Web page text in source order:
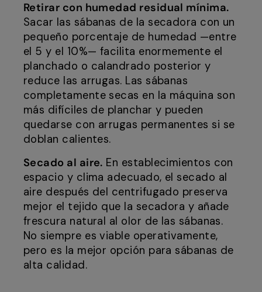
Retirar con humedad residual mínima.
Sacar las sábanas de la secadora con un
pequeño porcentaje de humedad —entre
el 5 y el 10%— facilita enormemente el
planchado o calandrado posterior y
reduce las arrugas. Las sábanas
completamente secas en la máquina son
más difíciles de planchar y pueden
quedarse con arrugas permanentes si se
doblan calientes.
Secado al aire. En establecimientos con
espacio y clima adecuado, el secado al
aire después del centrifugado preserva
mejor el tejido que la secadora y añade
frescura natural al olor de las sábanas.
No siempre es viable operativamente,
pero es la mejor opción para sábanas de
alta calidad.